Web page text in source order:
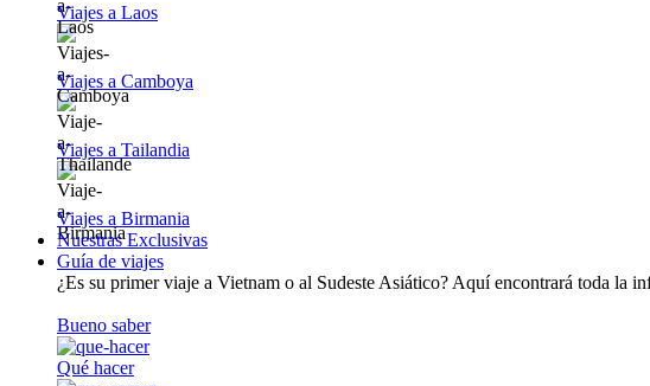
Viajes a Laos
Viajes a Camboya
Viajes a Tailandia
Viajes a Birmania
Nuestras Exclusivas
Guía de viajes
¿Es su primer viaje a Vietnam o al Sudeste Asiático? Aquí encontrará toda la
Bueno saber
Qué hacer